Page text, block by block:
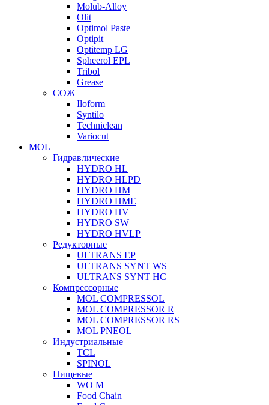
Molub-Alloy
Olit
Optimol Paste
Optipit
Optitemp LG
Spheerol EPL
Tribol
Grease
СОЖ
Iloform
Syntilo
Techniclean
Variocut
MOL
Гидравлические
HYDRO HL
HYDRO HLPD
HYDRO HM
HYDRO HME
HYDRO HV
HYDRO SW
HYDRO HVLP
Редукторные
ULTRANS EP
ULTRANS SYNT WS
ULTRANS SYNT HC
Компрессорные
MOL COMPRESSOL
MOL COMPRESSOR R
MOL COMPRESSOR RS
MOL PNEOL
Индустриальные
TCL
SPINOL
Пищевые
WO M
Food Chain